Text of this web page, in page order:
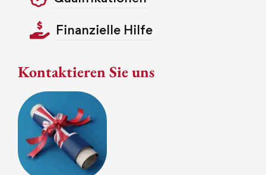
Finanzielle Hilfe
Kontaktieren Sie uns